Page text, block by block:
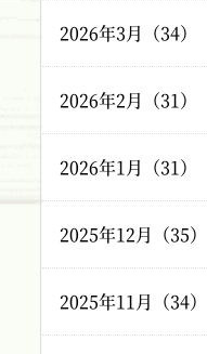
2026年3月（34）
2026年2月（31）
2026年1月（31）
2025年12月（35）
2025年11月（34）